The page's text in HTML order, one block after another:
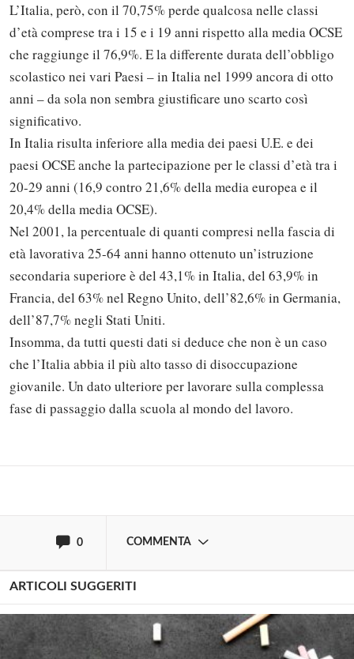
L’Italia, però, con il 70,75% perde qualcosa nelle classi
d’età comprese tra i 15 e i 19 anni rispetto alla media OCSE
che raggiunge il 76,9%. E la differente durata dell’obbligo
scolastico nei vari Paesi – in Italia nel 1999 ancora di otto
anni – da sola non sembra giustificare uno scarto così
significativo.
In Italia risulta inferiore alla media dei paesi U.E. e dei
paesi OCSE anche la partecipazione per le classi d’età tra i
20-29 anni (16,9 contro 21,6% della media europea e il
20,4% della media OCSE).
Nel 2001, la percentuale di quanti compresi nella fascia di
età lavorativa 25-64 anni hanno ottenuto un’istruzione
secondaria superiore è del 43,1% in Italia, del 63,9% in
Francia, del 63% nel Regno Unito, dell’82,6% in Germania,
dell’87,7% negli Stati Uniti.
Insomma, da tutti questi dati si deduce che non è un caso
che l’Italia abbia il più alto tasso di disoccupazione
giovanile. Un dato ulteriore per lavorare sulla complessa
fase di passaggio dalla scuola al mondo del lavoro.
0 COMMENTA
Solo gli utenti registrati possono
commentare!
ARTICOLI SUGGERITI